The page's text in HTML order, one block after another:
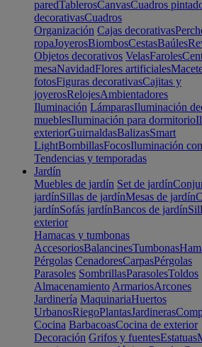
paredTablerosCanvasCuadros
decorativasCuadros
Organización Cajas decorativas
ropaJoyerosBiombosCestasBaúles
Objetos decorativos VelasFaroles
mesaNavidadFlores artificiales
fotosFiguras decorativasCajitas y
joyerosRelojesAmbientadores
Iluminación LámparasIluminación
mueblesIluminación para dormitorio
exteriorGuirnaldasBalizasSmart
LightBombillasFocosIluminación
Tendencias y temporadas
Jardín
Muebles de jardín Set de jardín
jardínSillas de jardínMesas de jardín
jardínSofás jardínBancos de jardín
exterior
Hamacas y tumbonas
AccesoriosBalancinesTumbonas
Pérgolas CenadoresCarpasPérgolas
Parasoles SombrillasParasolesToldos
Almacenamiento ArmariosArcones
Jardinería MaquinariaHuertos
UrbanosRiegoPlantasJardineras
Cocina BarbacoasCocina de exterior
Decoración Grifos y fuentesEstatuas